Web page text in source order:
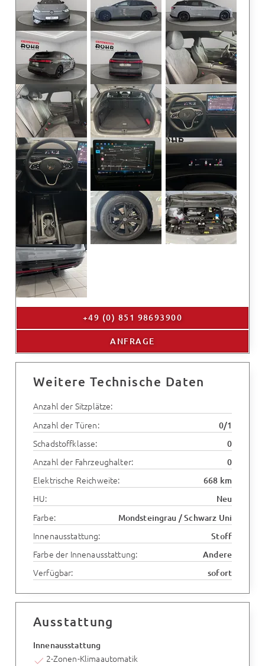
+49 (0) 851 98693900
ANFRAGE
Weitere Technische Daten
Anzahl der Sitzplätze:
Anzahl der Türen:
0/1
Schadstoffklasse: 0
Anzahl der Fahrzeughalter: 0
Elektrische Reichweite: 668 km
HU: Neu
Farbe: Mondsteingrau / Schwarz Uni
Innenausstattung: Stoff
Farbe der Innenausstattung: Andere
Verfügbar: sofort
Ausstattung
Innenausstattung
2-Zonen-Klimaautomatik